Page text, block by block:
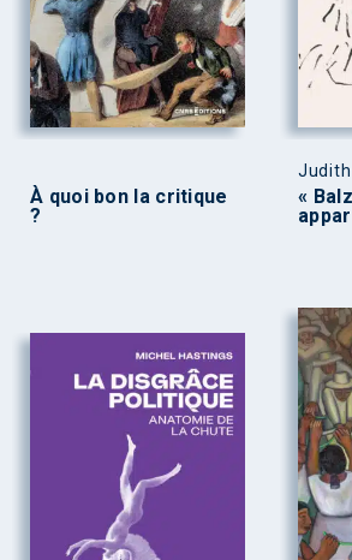
À quoi bon la critique
?
Judith
«